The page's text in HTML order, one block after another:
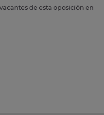
de esta oposición en